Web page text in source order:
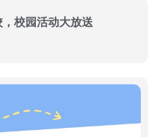
校园活动大放送